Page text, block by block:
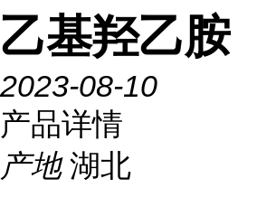
乙基羟乙胺
2023-08-10
产品详情
产地 湖北